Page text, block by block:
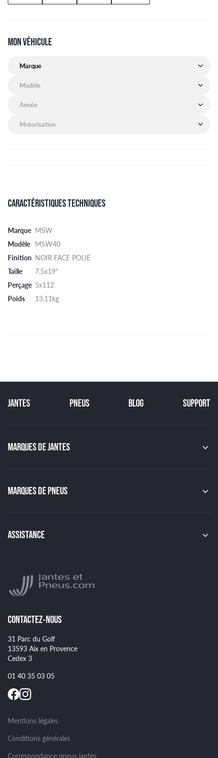
MON VÉHICULE
CARACTÉRISTIQUES TECHNIQUES
Marque MSW
Modèle MSW40
Finition NOIR FACE POLIE
Taille
7.5x19"
Perçage 5x112
Poids
13.11kg
JANTES PNEUS BLOG SUPPORT
MARQUES DE JANTES
GMP
JAPAN RACING
BBS
MARQUES DE PNEUS
PIRELLI
HANKOOK
GOODYEAR
ASSISTANCE
Montage et démontage de vos pneus
Spécificités pour certains pneus
CONTACTEZ-NOUS
31 Parc du Golf
13593 Aix en Provence
Cedex 3
01 40 35 03 05
Mentions légales
Conditions générales
Correspondance pneus jantes